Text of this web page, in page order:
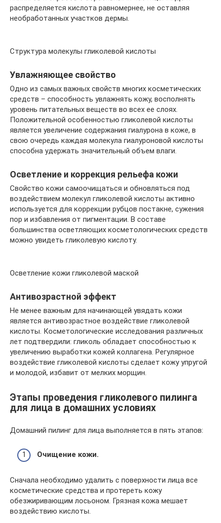
распределяется кислота равномернее, не оставляя
необработанных участков дермы.
Структура молекулы гликолевой кислоты
Увлажняющее свойство
Одно из самых важных свойств многих косметических
средств – способность увлажнять кожу, восполнять
уровень питательных веществ во всех ее слоях.
Положительной особенностью гликолевой кислоты
является увеличение содержания гиалурона в коже, в
свою очередь каждая молекула гиалуроновой кислоты
способна удержать значительный объем влаги.
Осветление и коррекция рельефа кожи
Свойство кожи самоочищаться и обновляться под
воздействием молекул гликолевой кислоты активно
используется для коррекции рубцов постакне, сужения
пор и избавления от пигментации. В составе
большинства осветляющих косметологических средств
можно увидеть гликолевую кислоту.
Осветление кожи гликолевой маской
Антивозрастной эффект
Не менее важным для начинающей увядать кожи
является антивозрастное воздействие гликолевой
кислоты. Косметологические исследования различных
лет подтвердили: гликоль обладает способностью к
увеличению выработки кожей коллагена. Регулярное
воздействие гликолевой кислоты сделает кожу упругой
и молодой, избавит от мелких морщин.
Этапы проведения гликолевого пилинга
для лица в домашних условиях
Домашний пилинг для лица выполняется в пять этапов:
Очищение кожи.
Сначала необходимо удалить с поверхности лица все
косметические средства и протереть кожу
обезжиривающим лосьоном. Грязная кожа мешает
воздействию кислоты.